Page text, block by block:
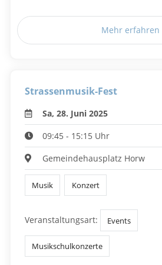
Mehr erfahren
Strassenmusik-Fest
Sa, 28. Juni 2025
09:45 - 15:15 Uhr
Gemeindehausplatz Horw
Musik Konzert
Veranstaltungsart: Events
Musikschulkonzerte